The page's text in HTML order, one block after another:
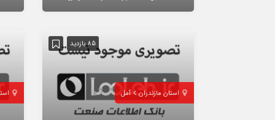
85 بازدید
استان مازندران آمل